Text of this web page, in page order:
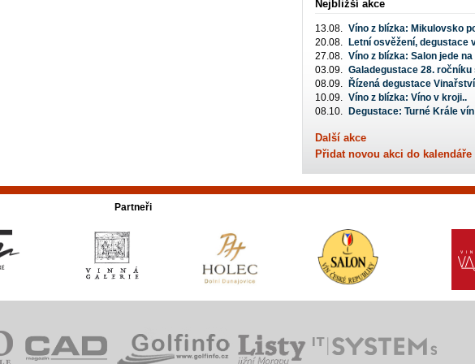
Nejbližší akce
13.08. Víno z blízka: Mikulovsko
20.08.
Letní osvěžení, degustace
27.08. Víno z blízka: Salon jede na
03.09. Galadegustace 28. ročníku
08.09.
Řízená degustace
10.09. Víno z blízka: Víno v kroji..
08.10.
Degustace: Turné Krále
Další akce
Přidat novou akci do kalendáře
Partneři